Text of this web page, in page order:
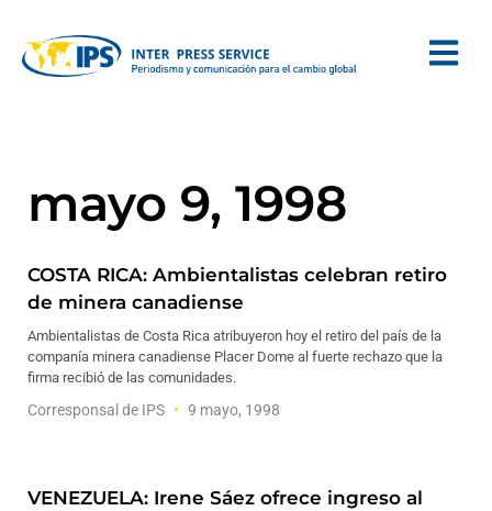
mayo 9, 1998
COSTA RICA: Ambientalistas celebran retiro
de minera canadiense
Ambientalistas de Costa Rica atribuyeron hoy el retiro del país de la
companía minera canadiense Placer Dome al fuerte rechazo que la
firma recibió de las comunidades.
Corresponsal de IPS 9 mayo, 1998
VENEZUELA: Irene Sáez ofrece ingreso al